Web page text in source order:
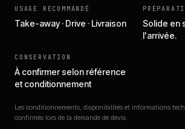
USAGE RECOMMANDÉ
Take-away · Drive · Livraison
Solide en
l'arrivée.
CONSERVATION
À confirmer selon référence
et conditionnement
Les conditionnements, disponibilités et informations
confirmés lors de la demande de devis.